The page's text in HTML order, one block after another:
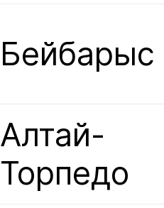
Бейбарыс
Алтай-
Торпедо